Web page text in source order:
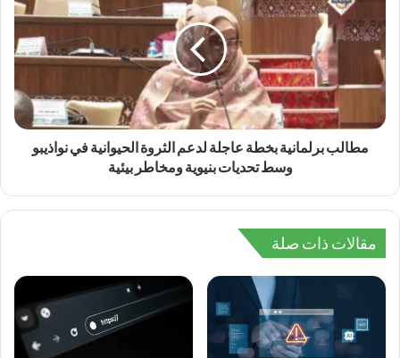
مطالب برلمانية بخطة عاجلة لدعم الثروة الحيوانية في نواذيبو
وسط تحديات بنيوية ومخاطر بيئية
مقالات ذات صلة